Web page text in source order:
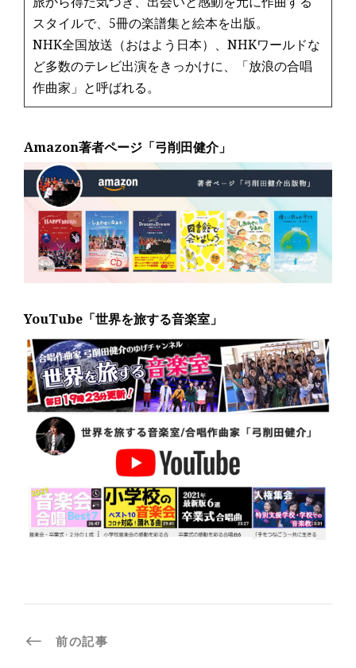
スタイルで、5冊の楽譜集と絵本を出版。
NHK全国放送（おはよう日本）、NHKワールドな
ど多数のテレビ出演をきっかけに、「放浪の合唱
作曲家」と呼ばれる。
Amazon著者ページ「弓削田健介」
YouTube「世界を旅する音楽室」
前の記事